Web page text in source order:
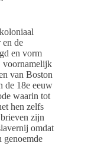
en de
en vorm
voornamelijk
van Boston
de 18e eeuw
waarin tot
hen zelfs
zijn
omdat
genoemde